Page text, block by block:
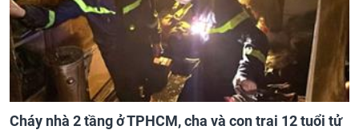
Cháy nhà 2 tầng ở TPHCM, cha và con trai 12 tuổi tử